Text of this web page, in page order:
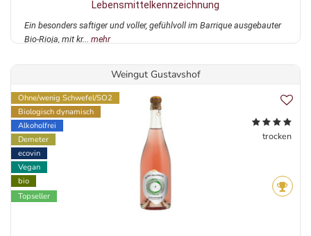
Lebensmittelkennzeichnung
Ein besonders saftiger und voller, gefühlvoll im Barrique ausgebauter
Bio-Rioja, mit kr... mehr
Weingut Gustavshof
Ohne/wenig Schwefel/SO2
Biologisch dynamisch
Alkoholfrei
Demeter
ecovin
Vegan
bio
Topseller
trocken